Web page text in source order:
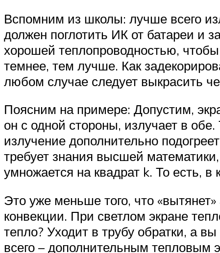
Вспомним из школы: лучше всего
должен поглотить ИК от батареи и
хорошей теплопроводностью,
темнее, тем лучше. Как
любом случае следует выкрасить
Поясним на примере: Допустим,
он с одной стороны, излучает в
излучение дополнительно
требует знания высшей
умножается на квадрат k. То есть,
Это уже меньше того, что
конвекции. При светлом экране
тепло? Уходит в трубу обратки, а
всего – дополнительным тепловым